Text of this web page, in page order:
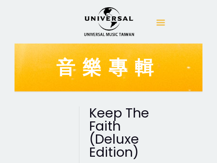
音樂專輯
Keep The
Faith
(Deluxe
Edition)